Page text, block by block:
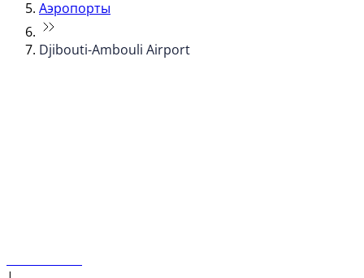
Аэропорты
Djibouti-Ambouli Airport